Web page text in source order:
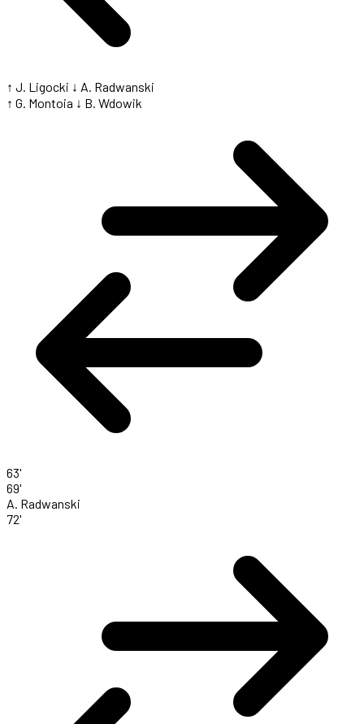
↑ J. Ligocki ↓ A. Radwanski
↑ G. Montoia ↓ B. Wdowik
63'
69'
A. Radwanski
72'